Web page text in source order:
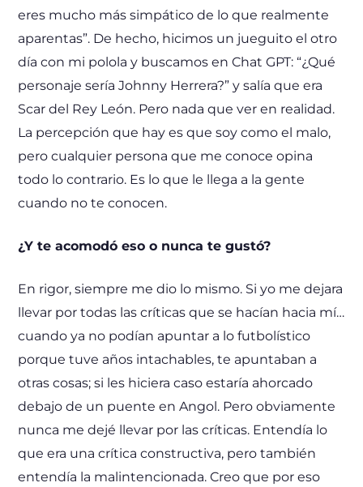
eres mucho más simpático de lo que realmente
aparentas”. De hecho, hicimos un jueguito el otro
día con mi polola y buscamos en Chat GPT: “¿Qué
personaje sería Johnny Herrera?” y salía que era
Scar del Rey León. Pero nada que ver en realidad.
La percepción que hay es que soy como el malo,
pero cualquier persona que me conoce opina
todo lo contrario. Es lo que le llega a la gente
cuando no te conocen.
¿Y te acomodó eso o nunca te gustó?
En rigor, siempre me dio lo mismo. Si yo me dejara
llevar por todas las críticas que se hacían hacia mí…
cuando ya no podían apuntar a lo futbolístico
porque tuve años intachables, te apuntaban a
otras cosas; si les hiciera caso estaría ahorcado
debajo de un puente en Angol. Pero obviamente
nunca me dejé llevar por las críticas. Entendía lo
que era una crítica constructiva, pero también
entendía la malintencionada. Creo que por eso